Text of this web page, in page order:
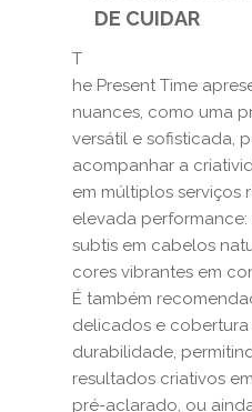
DE CUIDAR
T
he Present Time
nuances, como uma
versátil e sofisticada,
acompanhar a
em múltiplos serviços
elevada
subtis em cabelos
cores vibrantes em
É também
delicados e
durabilidade,
resultados criativos
pré-aclarado, ou